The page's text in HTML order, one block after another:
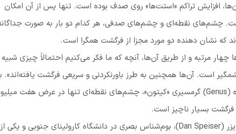
افزایش تراکم «استت‌ها» روی صدف بوده است. تنها پس از آن امکان
چشم‌های نقطه‌ای و چشم‌های صدفی، هر کدام دو بار به صورت
که نشان دهنده دو مورد مجزا از فرگشت همگرا است.
مرتبه و از طریق آن‌ها، آنچه که ما فکر می‌کنیم احتمالاً چیزی شبیه
است. آن‌ها همچنین به طرز باورنکردنی و سریعی فرگشت یافته‌اند».
(
Genus
) گرمسیری «کیتون»، چشم‌های نقطه‌ای تنها در عرض هفت
فرگشت بسیار ناچیز است.
(
Dan Speiser
)، بوم‌شناس بصری در دانشگاه کارولینای جنوبی و یکی از